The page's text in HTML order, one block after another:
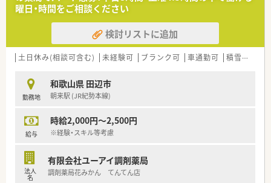
曜日・時間をご相談ください
検討リストに追加
土日休み(相談可含む) 未経験可 ブランク可 車通勤可 積雪なし
勤務地
和歌山県 田辺市
朝来駅 (JR紀勢本線)
給与
時給2,000円～2,500円
※経験・スキル等考慮
法人
名
有限会社ユーアイ調剤薬局
調剤薬局花みかん てんてん店